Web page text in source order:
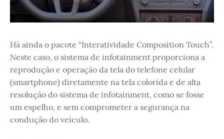
Há ainda o pacote “Interatividade Composition Touch”.
Neste caso, o sistema de infotainment proporciona a
reprodução e operação da tela do telefone celular
(smartphone) diretamente na tela colorida e de alta
resolução do sistema de infotainment, como se fosse
um espelho, e sem comprometer a segurança na
condução do veículo.